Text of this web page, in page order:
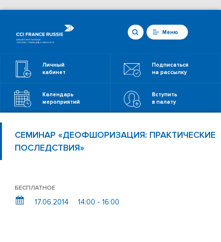
Меню
Личный
кабинет
Подписаться
на рассылку
Календарь
мероприятий
Вступить
в палату
СЕМИНАР «ДЕОФШОРИЗАЦИЯ: ПРАКТИЧЕСКИЕ
ПОСЛЕДСТВИЯ»
БЕСПЛАТНОЕ
17.06.2014 14:00 - 16:00